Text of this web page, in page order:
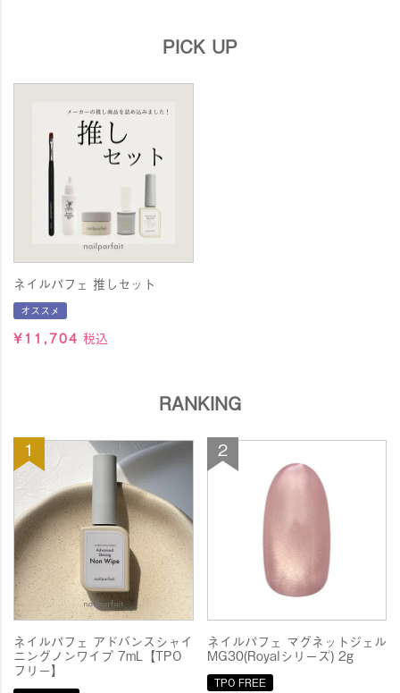
現行価格でのご提供を継続することが困難な状況となり、
2026年8月3日（月）
■対象商品
ネイルビット各種
今後も品質向上とサービスの充実に努め、
皆様にご満足いただける製品をお届けできるよう尽力して
まいります。
新商品の発売も記念してオンラインセールも開催いたしま
【オンラインセール】7月15日(水)9:00 ～7月21日
(火)23:59
全商品がイベント価格！
お得なこの機会にお買い物をお楽しみください♪
2026.6.25 ネイルブラシ価格改定のお知らせ
平素より弊社製品をご愛顧いただき、誠にありがとうござ
います。
このたび、原材料費や製造コストの上昇に伴い、
PICK UP
ネイルパフェ 推しセット
オススメ
¥11,704 税込
RANKING
ネイルパフェ アドバンスシャイ
ニングノンワイプ 7mL【TPO
フリー】
ネイルパフェ マグネットジェル
MG30(Royalシリーズ) 2g
TPO FREE